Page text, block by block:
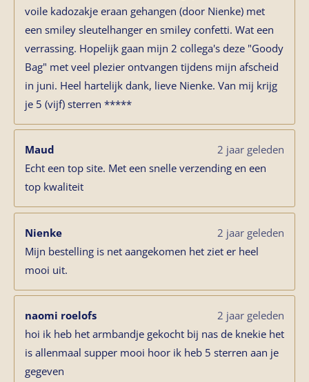
voile kadozakje eraan gehangen (door Nienke) met
een smiley sleutelhanger en smiley confetti. Wat een
verrassing. Hopelijk gaan mijn 2 collega's deze "Goody
Bag" met veel plezier ontvangen tijdens mijn afscheid
in juni. Heel hartelijk dank, lieve Nienke. Van mij krijg
je 5 (vijf) sterren *****
Maud
2 jaar geleden
Echt een top site. Met een snelle verzending en een
top kwaliteit
Nienke
2 jaar geleden
Mijn bestelling is net aangekomen het ziet er heel
mooi uit.
naomi roelofs
2 jaar geleden
hoi ik heb het armbandje gekocht bij nas de knekie het
is allenmaal supper mooi hoor ik heb 5 sterren aan je
gegeven